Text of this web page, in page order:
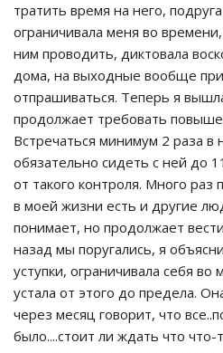
тратить время на него,
ограничивала меня во
ним проводить, диктовала
дома, на выходные вообще
отпрашиваться. Теперь я
продолжает требовать
Встречаться минимум 2 раза
обязательно сидеть с ней до
от такого контроля. Много раз
в моей жизни есть и другие
понимает, но продолжает
назад мы поругались, я
уступки, ограничивала себя во
устала от этого до предела.
через месяц говорит, что
было....стоит ли ждать что что-